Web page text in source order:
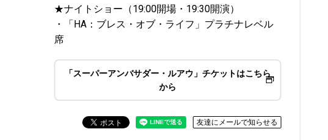
★ナイトショー（19:00開場・19:30開演）
・「HA：ブレス・オブ・ライフ」プラチナレベル
席
「スーパーアンバサダー・ルアウ」チケットはこちら
から
友達にメールで知らせる